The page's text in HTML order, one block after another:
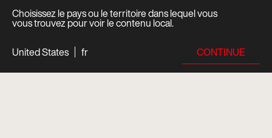
Choisissez le pays ou le territoire dans lequel vous
vous trouvez pour voir le contenu local.
United States
fr CONTINUE